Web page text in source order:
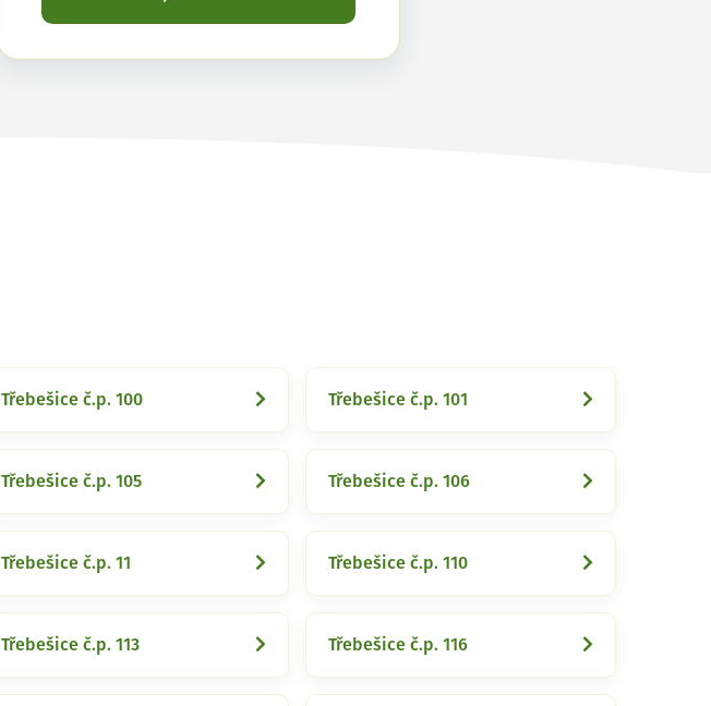
Třebešice č.p. 100 Třebešice č.p. 101
Třebešice č.p. 105 Třebešice č.p. 106
Třebešice č.p. 11 Třebešice č.p. 110
Třebešice č.p. 113 Třebešice č.p. 116